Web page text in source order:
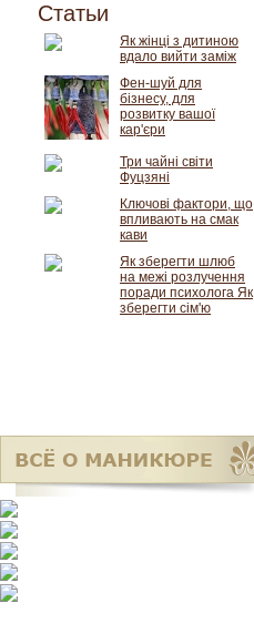
Статьи
Як жінці з дитиною
вдало вийти заміж
Фен-шуй для
бізнесу, для
розвитку вашої
кар'єри
Три чайні світи
Фуцзяні
Ключові фактори, що
впливають на смак
кави
Як зберегти шлюб
на межі розлучення
поради психолога Як
зберегти сім'ю